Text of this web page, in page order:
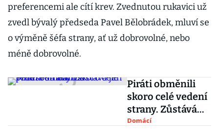
preferencemi ale cítí krev. Zvednutou rukavici už
zvedl bývalý předseda Pavel Bělobrádek, mluví se
o výměně šéfa strany, ať už dobrovolné, nebo
méně dobrovolné.
Piráti obměnili
skoro celé vedení
strany. Zůstává
jen předseda
Domácí